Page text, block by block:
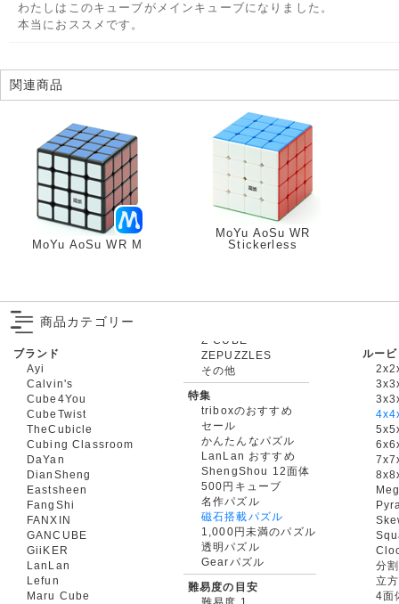
わたしはこのキューブがメインキューブになりました。
本当におススメです。
関連商品
MoYu AoSu WR M
MoYu AoSu WR
Stickerless
商品カテゴリー
ブランド
Ayi
Calvin's
Cube4You
CubeTwist
TheCubicle
Cubing Classroom
DaYan
DianSheng
Eastsheen
FangShi
FANXIN
GANCUBE
GiiKER
LanLan
Lefun
Maru Cube
ZEPUZZLES
その他
特集
triboxのおすすめ
セール
かんたんなパズル
LanLan おすすめ
ShengShou 12面体
500円キューブ
名作パズル
磁石搭載パズル
1,000円未満のパズル
透明パズル
Gearパズル
難易度の目安
ルー
分
立
4面